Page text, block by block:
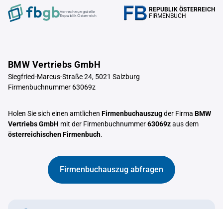
Verrechnungstelle
Republik Österreich
REPUBLIK ÖSTERREICH
FIRMENBUCH
BMW Vertriebs GmbH
Siegfried-Marcus-Straße 24, 5021 Salzburg
Firmenbuchnummer 63069z
Holen Sie sich einen amtlichen Firmenbuchauszugder Firma BMW
Vertriebs GmbH mit der Firmenbuchnummer63069zaus dem
österreichischen Firmenbuch.
Firmenbuchauszug abfragen